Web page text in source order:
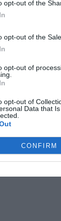
opt-out of the
opt-out of the
opt-out of
opt-out of
Data that
CONFIRM